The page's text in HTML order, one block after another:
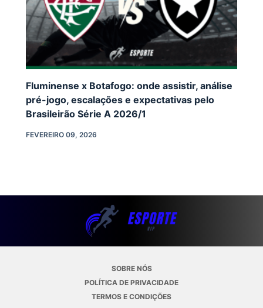
Fluminense x Botafogo: onde assistir, análise
pré-jogo, escalações e expectativas pelo
Brasileirão Série A 2026/1
FEVEREIRO 09, 2026
SOBRE NÓS
POLÍTICA DE PRIVACIDADE
TERMOS E CONDIÇÕES